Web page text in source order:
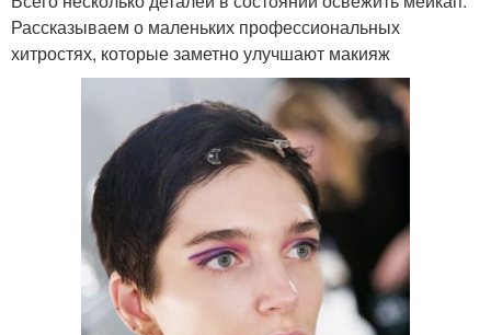
Рассказываем о маленьких профессиональных
хитростях, которые заметно улучшают макияж